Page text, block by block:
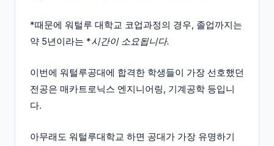
*때문에 워털루 대학교 코업과정의 경우, 졸업까지는
약 5년이라는 *시간이 소요됩니다.
이번에 워털루공대에 합격한 학생들이 가장 선호했던
전공은 매카트로닉스 엔지니어링, 기계공학 등입니
다.
아무래도 워털루대학교 하면 공대가 가장 유명하기